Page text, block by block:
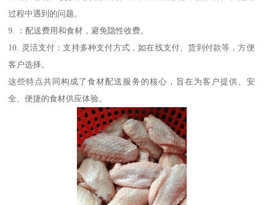
过程中遇到的问题。
9. ：配送费用和食材，避免隐性收费。
10. 灵活支付：支持多种支付方式，如在线支付、货到付款等，方便
客户选择。
这些特点共同构成了食材配送服务的核心，旨在为客户提供、安
全、便捷的食材供应体验。